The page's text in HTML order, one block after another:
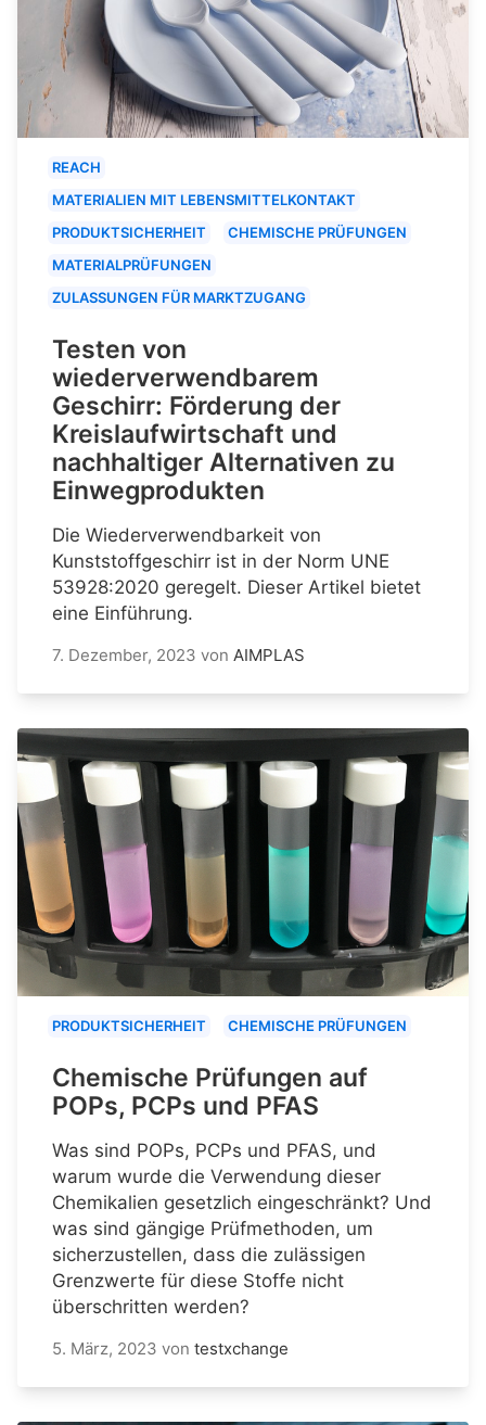
REACH
MATERIALIEN MIT LEBENSMITTELKONTAKT
PRODUKTSICHERHEIT
CHEMISCHE PRÜFUNGEN
MATERIALPRÜFUNGEN
ZULASSUNGEN FÜR MARKTZUGANG
Testen von
wiederverwendbarem
Geschirr: Förderung der
Kreislaufwirtschaft und
nachhaltiger Alternativen zu
Einwegprodukten
Die Wiederverwendbarkeit von
Kunststoffgeschirr ist in der Norm UNE
53928:2020 geregelt. Dieser Artikel bietet
eine Einführung.
7. Dezember, 2023 von AIMPLAS
PRODUKTSICHERHEIT CHEMISCHE PRÜFUNGEN
Chemische Prüfungen auf
POPs, PCPs und PFAS
Was sind POPs, PCPs und PFAS, und
warum wurde die Verwendung dieser
Chemikalien gesetzlich eingeschränkt? Und
was sind gängige Prüfmethoden, um
sicherzustellen, dass die zulässigen
Grenzwerte für diese Stoffe nicht
überschritten werden?
5. März, 2023 von testxchange